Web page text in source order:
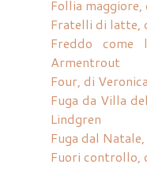
Follia
Fratelli di latte,
Freddo
Armentrout
Four, di
Fuga da Villa
Lindgren
Fuga dal
Fuori controllo,